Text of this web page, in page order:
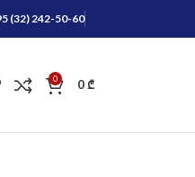
(32) 242-50-60
0 0₾